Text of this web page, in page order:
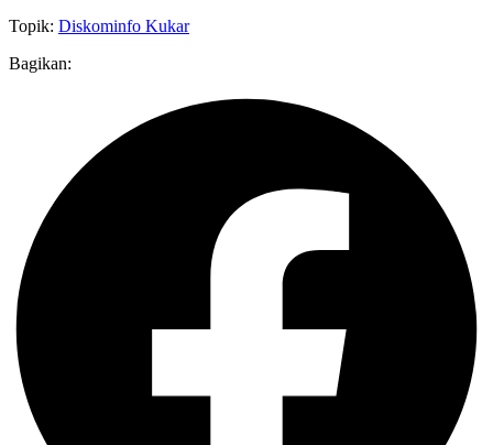
Topik: Diskominfo Kukar
Bagikan: